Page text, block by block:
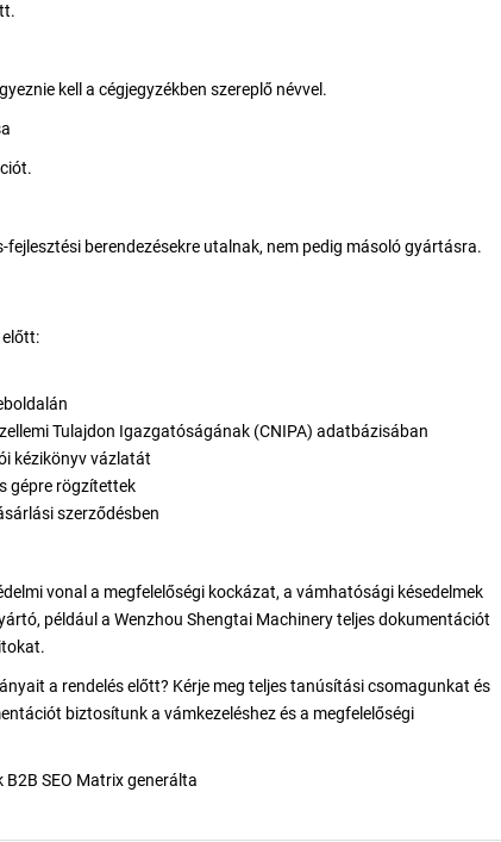
kell a cégjegyzékben szereplő névvel.
berendezésekre utalnak, nem pedig másoló gyártásra.
előtt:
Tulajdon Igazgatóságának (CNIPA) adatbázisában
kézikönyv vázlatát
gépre rögzítettek
szerződésben
vonal a megfelelőségi kockázat, a vámhatósági késedelmek
például a Wenzhou Shengtai Machinery teljes dokumentációt
a rendelés előtt? Kérje meg teljes tanúsítási csomagunkat és
biztosítunk a vámkezeléshez és a megfelelőségi
B2B SEO Matrix generálta